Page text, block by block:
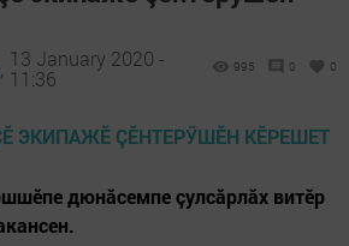
13 January 2020 -
11:36
995 0 0
дюнăсемпе çулсăрлăх витӗр